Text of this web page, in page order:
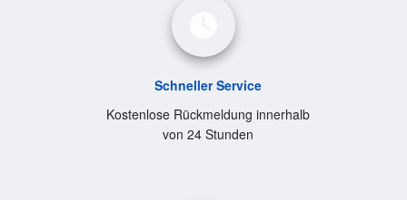
Schneller Service
Kostenlose Rückmeldung innerhalb
von 24 Stunden